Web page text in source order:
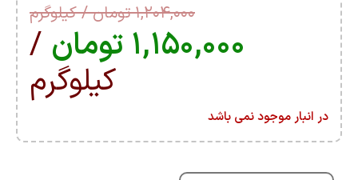
۱,۲۰۴,۰۰۰ تومان/ کیلوگرم
۱,۱۵۰,۰۰۰ تومان /
کیلوگرم
در انبار موجود نمی باشد